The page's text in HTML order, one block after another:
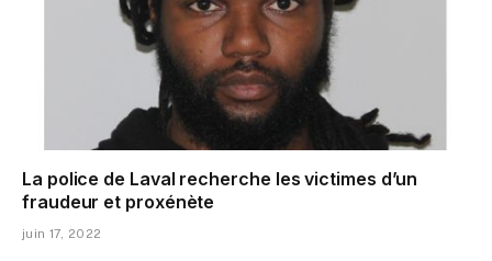
La police de Laval recherche les victimes d’un
fraudeur et proxénète
juin 17, 2022